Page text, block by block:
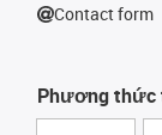
Phương thức
Contact form